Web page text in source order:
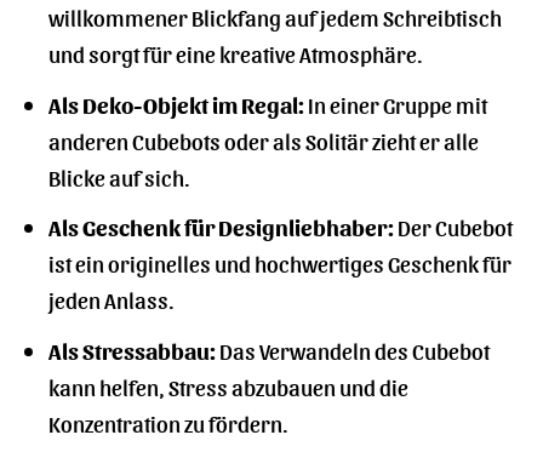
willkommener Blickfang auf jedem Schreibtisch
und sorgt für eine kreative Atmosphäre.
Als Deko-Objekt im Regal:In einer Gruppe mit
anderen Cubebots oder als Solitär zieht er alle
Blicke auf sich.
Als Geschenk für Designliebhaber:Der Cubebot
ist ein originelles und hochwertiges Geschenk für
jeden Anlass.
Als Stressabbau:Das Verwandeln des Cubebot
kann helfen, Stress abzubauen und die
Konzentration zu fördern.